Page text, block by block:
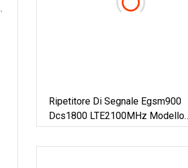
Ripetitore Di Segnale Egsm900
Dcs1800 LTE2100MHz Modello
Intelligente B8 B3 B7